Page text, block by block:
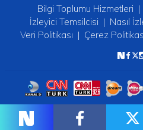
Bilgi Toplumu Hizmetleri
İzleyici Temsilcisi
Nasıl
Veri Politikası
Çerez